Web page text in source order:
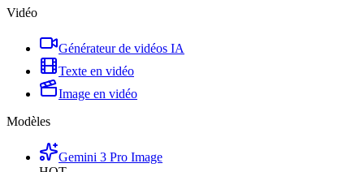
Vidéo
Générateur de vidéos IA
Texte en vidéo
Image en vidéo
Modèles
Gemini 3 Pro Image